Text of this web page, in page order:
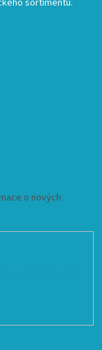
o nových